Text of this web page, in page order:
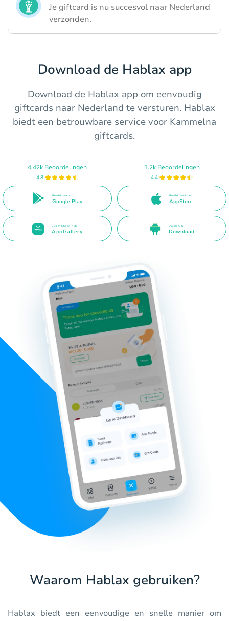
Je giftcard is nu succesvol naar Nederland
verzonden.
Download de Hablax app
Download de Hablax app om eenvoudig
giftcards naar Nederland te versturen. Hablax
biedt een betrouwbare service voor Kammelna
giftcards.
4.42k Beoordelingen
4.8
Beschikbaar op
Google Play
1.2k Beoordelingen
4.4
Beschikbaar in de
AppStore
Beschikbaar in de
AppGallery
Directe APK
Download
Waarom Hablax gebruiken?
Hablax biedt een eenvoudige en snelle manier om